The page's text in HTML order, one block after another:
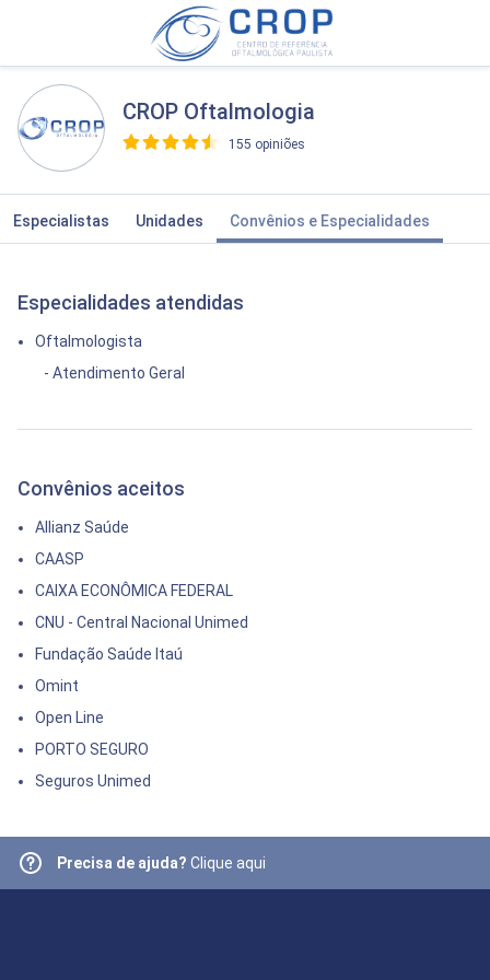
CROP Oftalmologia
155 opiniões
Especialistas Unidades Convênios e Especialidades
Especialidades atendidas
Oftalmologista
- Atendimento Geral
Convênios aceitos
Allianz Saúde
CAASP
CAIXA ECONÔMICA FEDERAL
CNU - Central Nacional Unimed
Fundação Saúde Itaú
Omint
Open Line
PORTO SEGURO
Seguros Unimed
Precisa de ajuda? Clique aqui